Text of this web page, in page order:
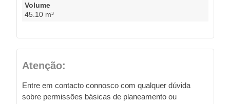
Volume
45.10 m³
Atenção:
Entre em contacto connosco com qualquer dúvida
sobre permissões básicas de planeamento ou